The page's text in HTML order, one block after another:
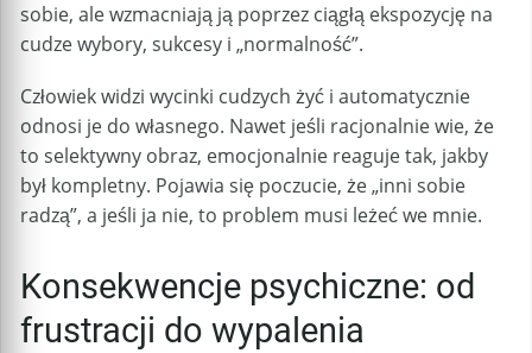
sobie, ale wzmacniają ją poprzez ciągłą ekspozycję na
cudze wybory, sukcesy i „normalność”.
Człowiek widzi wycinki cudzych żyć i automatycznie
odnosi je do własnego. Nawet jeśli racjonalnie wie, że
to selektywny obraz, emocjonalnie reaguje tak, jakby
był kompletny. Pojawia się poczucie, że „inni sobie
radzą”, a jeśli ja nie, to problem musi leżeć we mnie.
Konsekwencje psychiczne: od
frustracji do wypalenia